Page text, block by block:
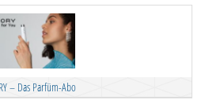
– Das Parfüm-Abo